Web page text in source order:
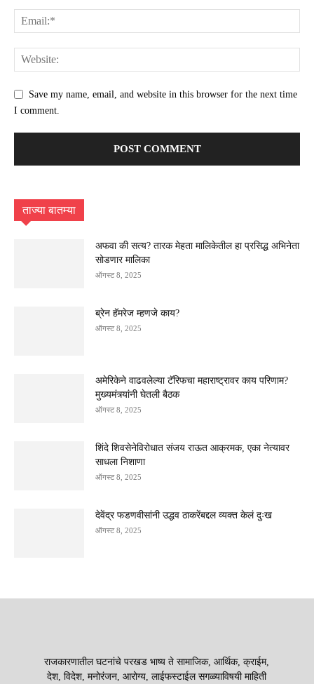
Save my name, email, and website in this browser for the next time
I comment.
ताज्या बातम्या
अफवा की सत्य? तारक मेहता मालिकेतील हा प्रसिद्ध अभिनेता
सोडणार मालिका
ऑगस्ट 8, 2025
ब्रेन हॅमरेज म्हणजे काय?
ऑगस्ट 8, 2025
अमेरिकेने वाढवलेल्या टॅरिफचा महाराष्ट्रावर काय परिणाम?
मुख्यमंत्र्यांनी घेतली बैठक
ऑगस्ट 8, 2025
शिंदे शिवसेनेविरोधात संजय राऊत आक्रमक, एका नेत्यावर
साधला निशाणा
ऑगस्ट 8, 2025
देवेंद्र फडणवीसांनी उद्धव ठाकरेंबद्दल व्यक्त केलं दुःख
ऑगस्ट 8, 2025
राजकारणातील घटनांचे परखड भाष्य ते सामाजिक, आर्थिक, क्राईम,
देश, विदेश, मनोरंजन, आरोग्य, लाईफस्टाईल सगळ्याविषयी माहिती